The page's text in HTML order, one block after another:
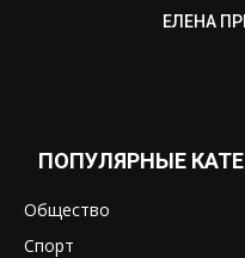
ЕЛЕНА
ПОПУЛЯРНЫЕ
Общество
Спорт